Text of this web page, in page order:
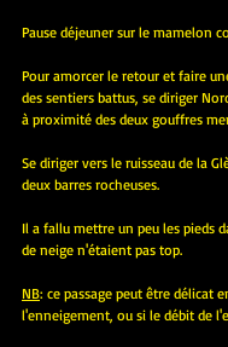
Pause déjeuner sur le mamelon
Pour amorcer le retour et faire
des sentiers battus, se diriger
à proximité des deux gouffres
Se diriger vers le ruisseau de la
deux barres rocheuses.
Il a fallu mettre un peu les pieds
de neige n'étaient pas top.
NB: ce passage peut être délicat
l'enneigement, ou si le débit de